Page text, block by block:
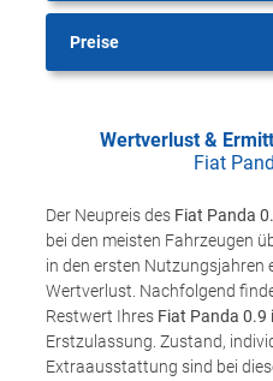
Preise
Wertverlust &
Fiat
Der Neupreis des Fiat Panda
bei den meisten Fahrzeugen
in den ersten Nutzungsjahren
Wertverlust. Nachfolgend
Restwert Ihres Fiat Panda 0.9
Erstzulassung. Zustand,
Extraausstattung sind bei